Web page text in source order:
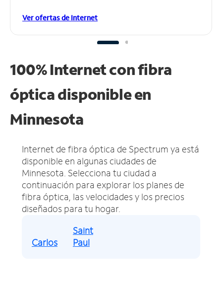
Ver ofertas de Internet
100% Internet con fibra
óptica disponible en
Minnesota
Internet de fibra óptica de Spectrum ya está
disponible en algunas ciudades de
Minnesota. Selecciona tu ciudad a
continuación para explorar los planes de
fibra óptica, las velocidades y los precios
diseñados para tu hogar.
Carlos
Saint
Paul